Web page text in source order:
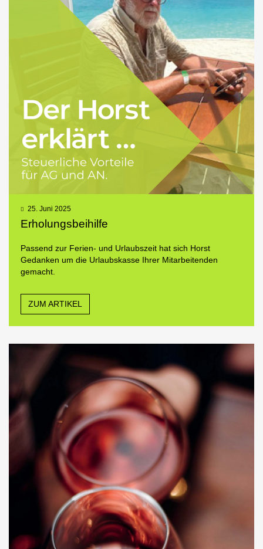
25. Juni 2025
Erholungsbeihilfe
Passend zur Ferien- und Urlaubszeit hat sich Horst
Gedanken um die Urlaubskasse Ihrer Mitarbeitenden
gemacht.
ZUM ARTIKEL